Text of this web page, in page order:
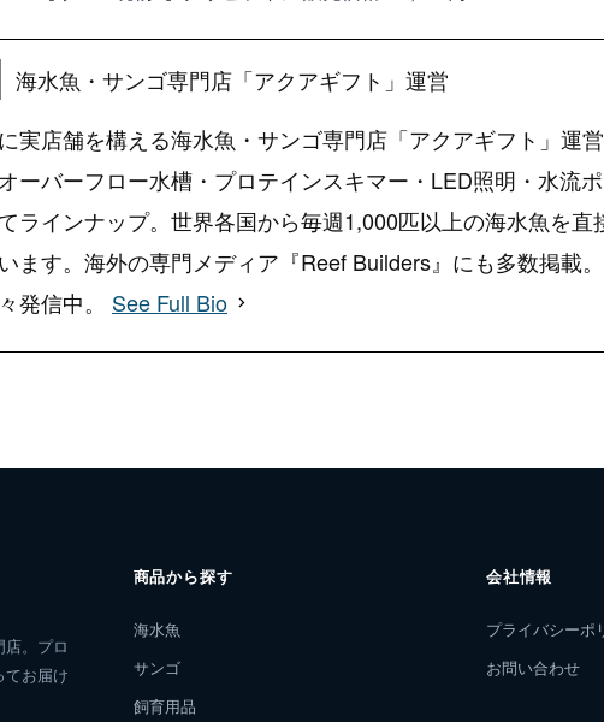
海水魚・サンゴ専門店「アクアギフト」運営
実店舗を構える海水魚・サンゴ専門店「アクアギフト」運
ーバーフロー水槽・プロテインスキマー・LED照明・水流
ラインナップ。世界各国から毎週1,000匹以上の海水魚を
ます。海外の専門メディア『Reef Builders』にも多数掲載
発信中。 See Full Bio
。プロ
てお届け
商品から探す
海水魚
サンゴ
飼育用品
会社情報
プライバシーポ
お問い合わせ